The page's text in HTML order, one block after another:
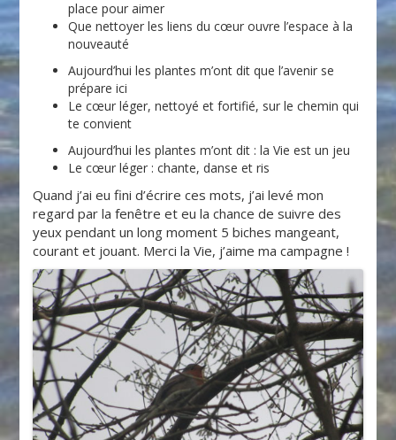
place pour aimer
Que nettoyer les liens du cœur ouvre l’espace à la
nouveauté
Aujourd’hui les plantes m’ont dit que l’avenir se
prépare ici
Le cœur léger, nettoyé et fortifié, sur le chemin qui
te convient
Aujourd’hui les plantes m’ont dit : la Vie est un jeu
Le cœur léger : chante, danse et ris
Quand j’ai eu fini d’écrire ces mots, j’ai levé mon
regard par la fenêtre et eu la chance de suivre des
yeux pendant un long moment 5 biches mangeant,
courant et jouant. Merci la Vie, j’aime ma campagne !